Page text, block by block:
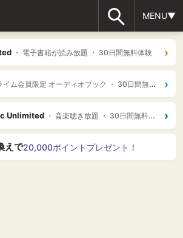
MENU▼
・ 電子書籍が読み放題 ・ 30日間無料体験 ›
ム会員限定 オーディオブック ・ 30日間無料体験 ›
Unlimited・ 音楽聴き放題 ・ 30日間無料体験 ›
えで20,000ポイントプレゼント！